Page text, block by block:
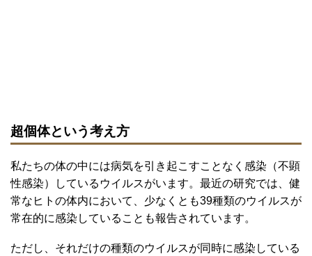
超個体という考え方
私たちの体の中には病気を引き起こすことなく感染（不顕
性感染）しているウイルスがいます。最近の研究では、健
常なヒトの体内において、少なくとも39種類のウイルスが
常在的に感染していることも報告されています。
ただし、それだけの種類のウイルスが同時に感染している